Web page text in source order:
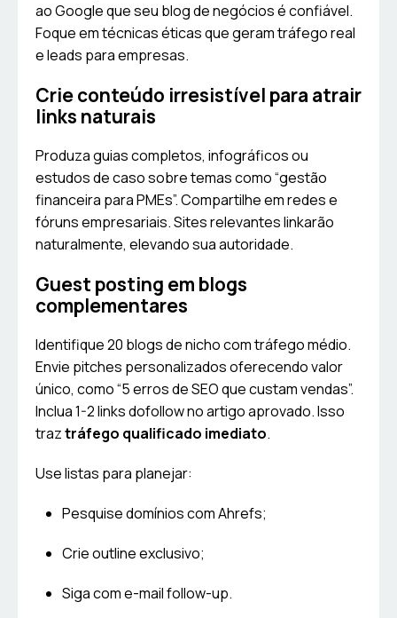
ao Google que seu blog de negócios é confiável.
Foque em técnicas éticas que geram tráfego real
e leads para empresas.
Crie conteúdo irresistível para atrair
links naturais
Produza guias completos, infográficos ou
estudos de caso sobre temas como “gestão
financeira para PMEs”. Compartilhe em redes e
fóruns empresariais. Sites relevantes linkarão
naturalmente, elevando sua autoridade.
Guest posting em blogs
complementares
Identifique 20 blogs de nicho com tráfego médio.
Envie pitches personalizados oferecendo valor
único, como “5 erros de SEO que custam vendas”.
Inclua 1-2 links dofollow no artigo aprovado. Isso
traztráfego qualificado imediato.
Use listas para planejar:
Pesquise domínios com Ahrefs;
Crie outline exclusivo;
Siga com e-mail follow-up.